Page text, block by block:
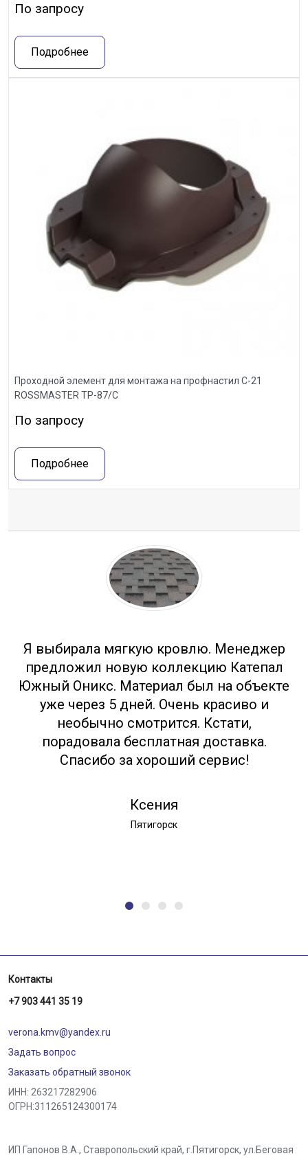
По запросу
Подробнее
Проходной элемент для монтажа на профнастил С-21
ROSSMASTER ТР-87/С
По запросу
Подробнее
Я выбирала мягкую кровлю. Менеджер
предложил новую коллекцию Катепал
Южный Оникс. Материал был на объекте
уже через 5 дней. Очень красиво и
необычно смотрится. Кстати,
порадовала бесплатная доставка.
Спасибо за хороший сервис!
Ксения
Пятигорск
Контакты
+7 903 441 35 19
verona.kmv@yandex.ru
Задать вопрос
Заказать обратный звонок
ИНН: 263217282906
ОГРН:311265124300174
ИП Гапонов В.А., Ставропольский край, г.Пятигорск, ул.Беговая